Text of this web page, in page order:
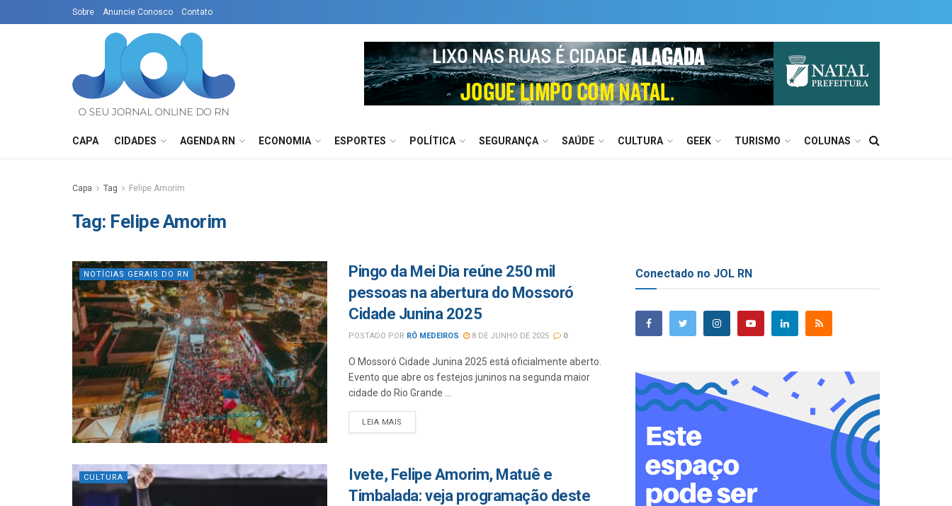
Sobre Anuncie Conosco Contato
CAPA CIDADES AGENDA RN ECONOMIA ESPORTES POLÍTICA SEGURANÇA SAÚDE CULTURA GEEK TURISMO COLUNAS
Capa Tag Felipe Amorim
Tag: Felipe Amorim
NOTÍCIAS GERAIS DO RN
Pingo da Mei Dia reúne 250 mil
pessoas na abertura do Mossoró
Cidade Junina 2025
POSTADO POR RÔ MEDEIROS 8 DE JUNHO DE 2025 0
O Mossoró Cidade Junina 2025 está oficialmente aberto.
Evento que abre os festejos juninos na segunda maior
cidade do Rio Grande ...
LEIA MAIS
CULTURA
Ivete, Felipe Amorim, Matuê e
Timbalada: veja programação deste
Conectado no JOL RN